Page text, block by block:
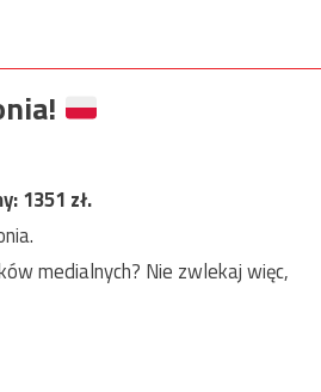
1351 zł.
medialnych? Nie zwlekaj więc,